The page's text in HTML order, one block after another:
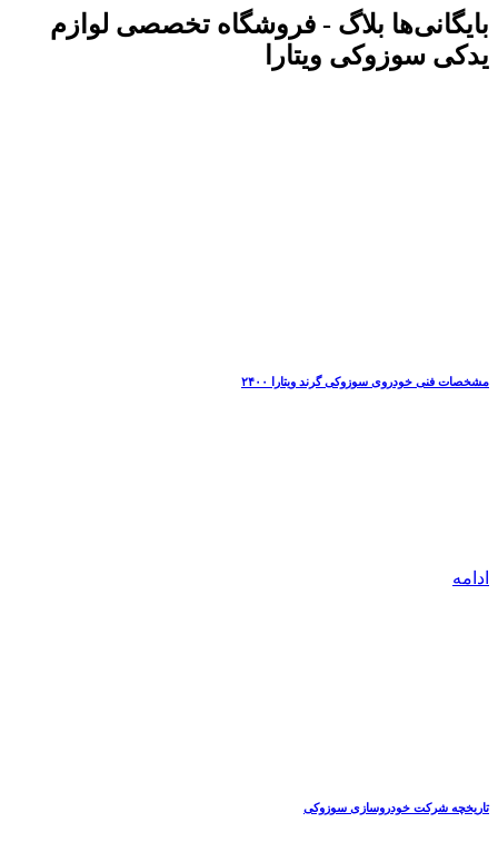
بایگانی‌ها بلاگ - فروشگاه تخصصی لوازم
یدکی سوزوکی ویتارا
مشخصات فنی خودروی سوزوکی گرند ویتارا ۲۴۰۰
ادامه
تاریخچه شرکت خودروسازی سوزوکی